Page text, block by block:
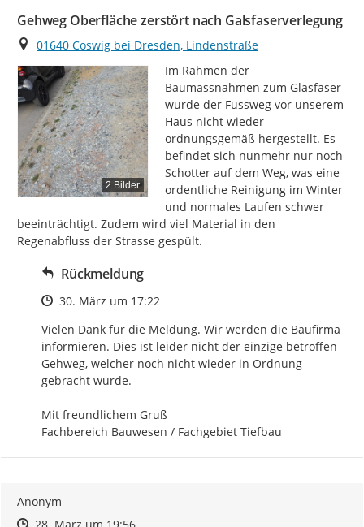
Gehweg Oberfläche zerstört nach Galsfaserverlegung
Ort
01640 Coswig bei Dresden, Lindenstraße
2 Bilder
Im Rahmen der
Baumassnahmen zum Glasfaser
wurde der Fussweg vor unserem
Haus nicht wieder
ordnungsgemäß hergestellt. Es
befindet sich nunmehr nur noch
Schotter auf dem Weg, was eine
ordentliche Reinigung im Winter
und normales Laufen schwer
beeinträchtigt. Zudem wird viel Material in den
Regenabfluss der Strasse gespült.
Rückmeldung
Zeitpunkt des Erstellens
30. März um 17:22
Vielen Dank für die Meldung. Wir werden die Baufirma
informieren. Dies ist leider nicht der einzige betroffen
Gehweg, welcher noch nicht wieder in Ordnung
gebracht wurde.
Mit freundlichem Gruß
Fachbereich Bauwesen / Fachgebiet Tiefbau
Anonym
Zeitpunkt des Erstellens
Zeitpunkt des ErstellensZur Äußerung